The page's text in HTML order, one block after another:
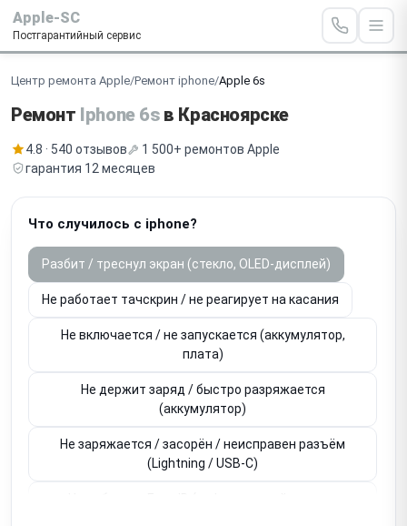
Apple-SC
Постгарантийный сервис
Центр ремонта Apple/Ремонт iphone/Apple 6s
Ремонт Iphone 6sв Красноярске
4.8 · 540 отзывов
1 500+ ремонтов Apple
гарантия 12 месяцев
Что случилось с iphone?
Разбит / треснул экран (стекло, OLED-дисплей)
Не работает тачскрин / не реагирует на касания
Не включается / не запускается (аккумулятор,
плата)
Не держит заряд / быстро разряжается
(аккумулятор)
Не заряжается / засорён / неисправен разъём
(Lightning / USB-C)